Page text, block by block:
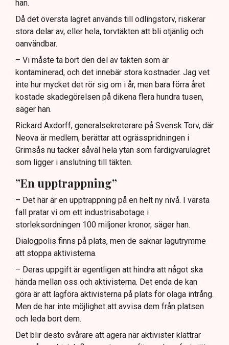
han.
Då det översta lagret används till odlingstorv, riskerar
stora delar av, eller hela, torvtäkten att bli otjänlig och
oanvändbar.
– Vi måste ta bort den del av täkten som är
kontaminerad, och det innebär stora kostnader. Jag vet
inte hur mycket det rör sig om i år, men bara förra året
kostade skadegörelsen på dikena flera hundra tusen,
säger han.
Rickard Axdorff, generalsekreterare på Svensk Torv, där
Neova är medlem, berättar att ogrässpridningen i
Grimsås nu täcker såväl hela ytan som färdigvarulagret
som ligger i anslutning till täkten.
”En upptrappning”
– Det här är en upptrappning på en helt ny nivå. I värsta
fall pratar vi om ett industrisabotage i
storleksordningen 100 miljoner kronor, säger han.
Dialogpolis finns på plats, men de saknar lagutrymme
att stoppa aktivisterna.
– Deras uppgift är egentligen att hindra att något ska
hända mellan oss och aktivisterna. Det enda de kan
göra är att lagföra aktivisterna på plats för olaga intrång.
Men de har inte möjlighet att avvisa dem från platsen
och leda bort dem.
Det blir desto svårare att agera när aktivister klättrar